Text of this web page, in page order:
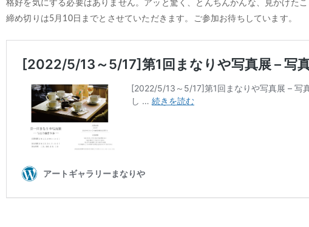
格好を気にする必要はありません。アッと驚く、とんちんかんな、見かけた
締め切りは5月10日までとさせていただきます。ご参加お待ちしています。